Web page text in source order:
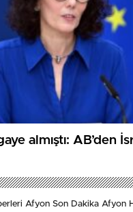
almıştı: AB’den
Afyon Son Dakika Afyon